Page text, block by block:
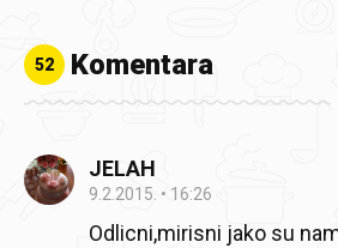
52 Komentara
JELAH
9.2.2015. 16:26
Odlicni,mirisni jako su